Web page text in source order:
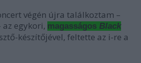
végén újra találkoztam –
egykori, magasságos Black
készítőjével, feltette az i-re a